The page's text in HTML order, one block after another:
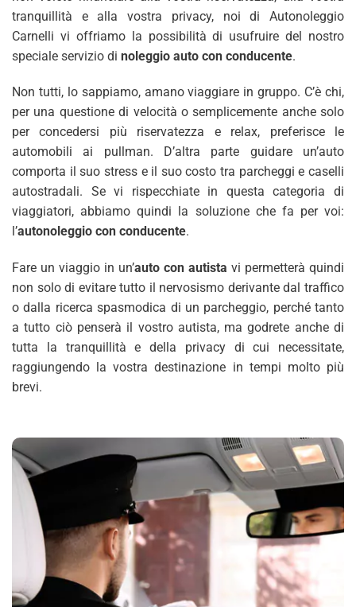
tranquillità e alla vostra privacy, noi di Autonoleggio
Carnelli vi offriamo la possibilità di usufruire del nostro
speciale servizio di noleggio auto con conducente.
Non tutti, lo sappiamo, amano viaggiare in gruppo. C’è chi,
per una questione di velocità o semplicemente anche solo
per concedersi più riservatezza e relax, preferisce le
automobili ai pullman. D’altra parte guidare un’auto
comporta il suo stress e il suo costo tra parcheggi e caselli
autostradali. Se vi rispecchiate in questa categoria di
viaggiatori, abbiamo quindi la soluzione che fa per voi:
l’autonoleggio con conducente.
Fare un viaggio in un’auto con autista vi permetterà quindi
non solo di evitare tutto il nervosismo derivante dal traffico
o dalla ricerca spasmodica di un parcheggio, perché tanto
a tutto ciò penserà il vostro autista, ma godrete anche di
tutta la tranquillità e della privacy di cui necessitate,
raggiungendo la vostra destinazione in tempi molto più
brevi.